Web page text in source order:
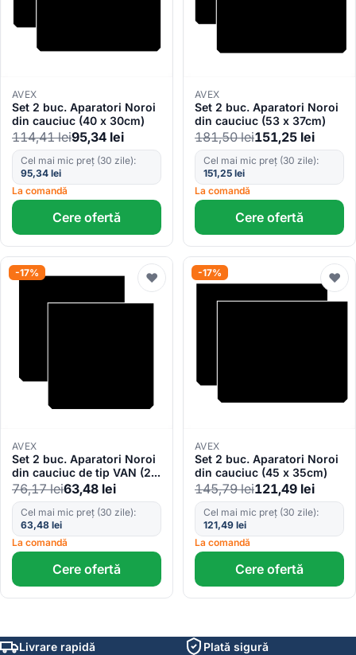
AVEX
Set 2 buc. Aparatori Noroi
din cauciuc (40 x 30cm)
114,41lei95,34 lei
Cel mai mic preț (30 zile):
95,34 lei
La comandă
Cere ofertă
AVEX
Set 2 buc. Aparatori Noroi
din cauciuc (53 x 37cm)
181,50lei151,25 lei
Cel mai mic preț (30 zile):
151,25 lei
La comandă
Cere ofertă
-17% ♥
AVEX
Set 2 buc. Aparatori Noroi
din cauciuc de tip VAN (28
x 28cm)
76,17lei63,48 lei
Cel mai mic preț (30 zile):
63,48 lei
La comandă
Cere ofertă
-17% ♥
AVEX
Set 2 buc. Aparatori Noroi
din cauciuc (45 x 35cm)
145,79lei121,49 lei
Cel mai mic preț (30 zile):
121,49 lei
La comandă
Cere ofertă
Livrare rapidă Plată sigură